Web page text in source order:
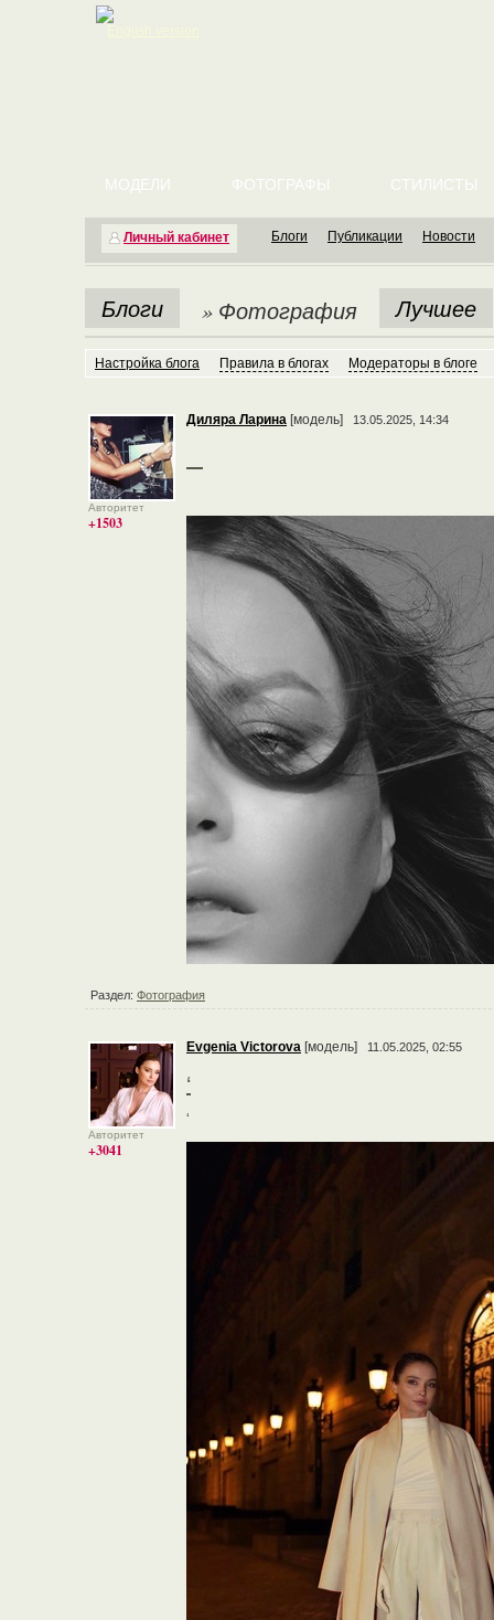
Личный кабинет
МОДЕЛИ ФОТОГРАФЫ СТИЛИСТЫ
Блоги Публикации Новости
Блоги » Фотография Лучшее
Настройка блога Правила в блогах Модераторы в блоге
Авторитет
+1503
Диляра Ларина [модель] 13.05.2025, 14:34
Раздел: Фотография
Авторитет
+3041
Evgenia Victorova [модель] 11.05.2025, 02:55
‘
‘